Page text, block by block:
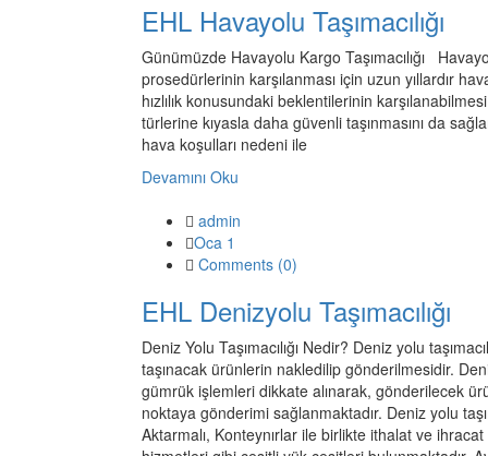
EHL Havayolu Taşımacılığı
Günümüzde Havayolu Kargo Taşımacılığı
prosedürlerinin karşılanması için uzun yıllardır
hızlılık konusundaki beklentilerinin
türlerine kıyasla daha güvenli taşınmasını da
hava koşulları nedeni ile
Devamını Oku
admin
Oca 1
Comments (0)
EHL Denizyolu Taşımacılığı
Deniz Yolu Taşımacılığı Nedir? Deniz yolu
taşınacak ürünlerin nakledilip gönderilmesidir.
gümrük işlemleri dikkate alınarak, gönderilecek
noktaya gönderimi sağlanmaktadır. Deniz yolu
Aktarmalı, Konteynırlar ile birlikte ithalat ve ihracat